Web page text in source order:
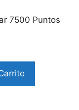
7500 Puntos